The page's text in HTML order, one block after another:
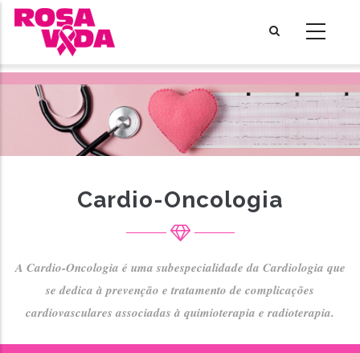
Passar
para
conteúdo
principal
Cardio-Oncologia
A Cardio-Oncologia é uma subespecialidade da Cardiologia que
se dedica à prevenção e tratamento de complicações
cardiovasculares associadas à quimioterapia e radioterapia.